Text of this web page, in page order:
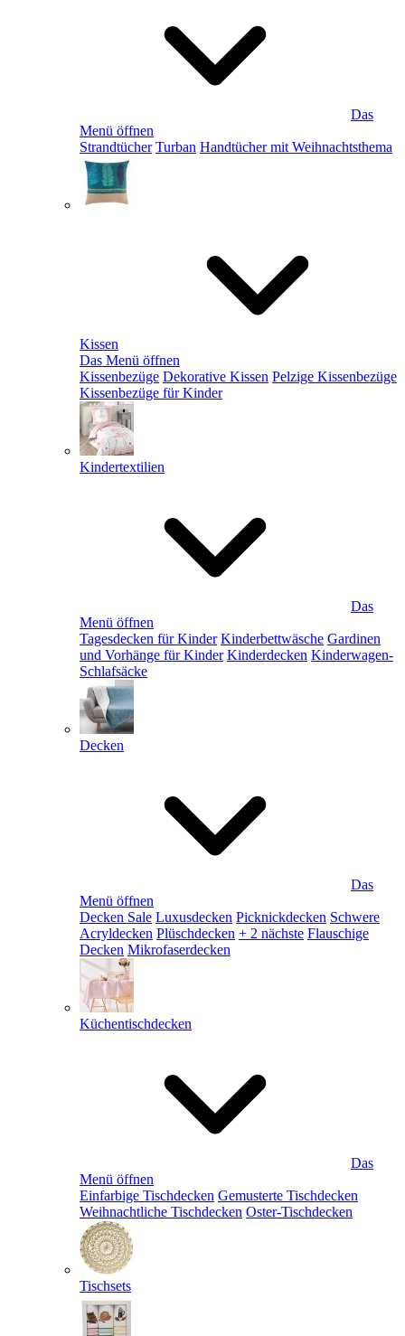
Das
Menü öffnen
Strandtücher Turban Handtücher mit Weihnachtsthema
Kissen
Das Menü öffnen
Kissenbezüge Dekorative Kissen Pelzige Kissenbezüge
Kissenbezüge für Kinder
Kindertextilien
Das
Menü öffnen
Tagesdecken für Kinder Kinderbettwäsche Gardinen
und Vorhänge für Kinder Kinderdecken Kinderwagen-
Schlafsäcke
Decken
Das
Menü öffnen
Decken Sale Luxusdecken Picknickdecken Schwere
Acryldecken Plüschdecken + 2 nächste Flauschige
Decken Mikrofaserdecken
Küchentischdecken
Das
Menü öffnen
Einfarbige Tischdecken Gemusterte Tischdecken
Weihnachtliche Tischdecken Oster-Tischdecken
Tischsets